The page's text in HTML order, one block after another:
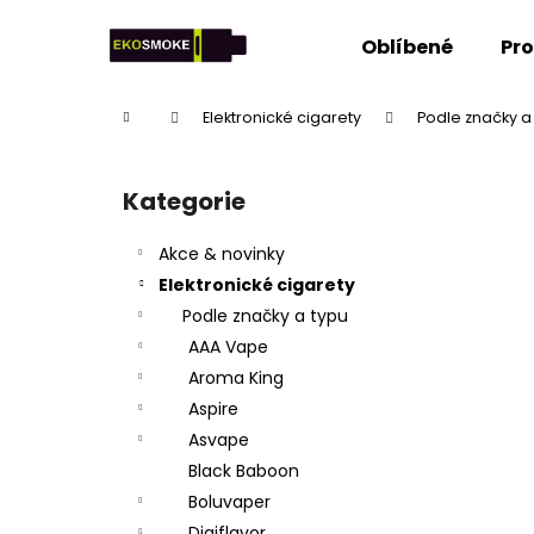
Oblíbené
Domů Elektronické cigarety Podle značky
Přeskočit
kategorie
Kategorie
Akce & novinky
Elektronické cigarety
Podle značky a typu
AAA Vape
Aroma King
Aspire
Asvape
Black Baboon
Boluvaper
Zpět
Zpět